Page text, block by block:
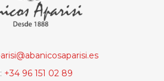
+34 96 151 02 89